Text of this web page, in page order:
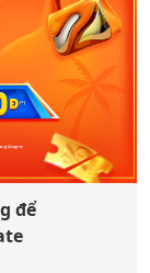
để